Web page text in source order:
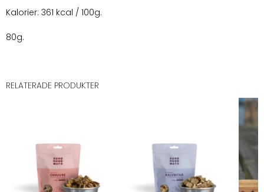
Kalorier: 361 kcal / 100g.
80g.
RELATERADE PRODUKTER